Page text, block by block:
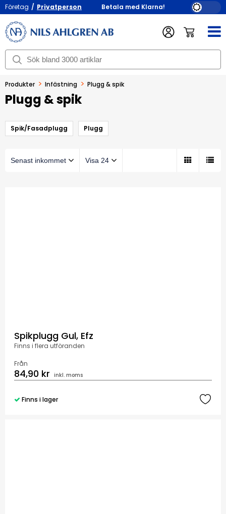
Företag / Privatperson Betala med Klarna!
Produkter > Infästning > Plugg & spik
Plugg & spik
Spik/Fasadplugg Plugg
Spikplugg Gul, Efz
Finns i flera utföranden
Från
84,90 kr inkl. moms
Finns i lager